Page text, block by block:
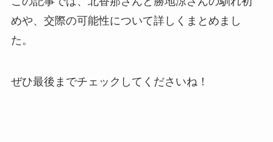
めや、交際の可能性について詳しくまとめまし
た。
ぜひ最後までチェックしてくださいね！